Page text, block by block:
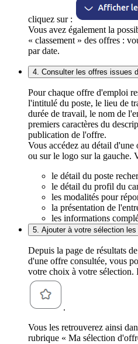
cliquez sur :
Vous avez également la
« classement » des offres :
par date.
4. Consulter les offres issues
Pour chaque offre d'emploi
l'intitulé du poste, le lieu de
durée de travail, le nom de
premiers caractères du
publication de l'offre.
Vous accédez au détail
ou sur le logo sur la gauche.
le détail du poste
le détail du profil du
les modalités pour
la présentation de
les informations
5. Ajouter à votre sélection
Depuis la page de résultats
d'une offre consultée, vous
votre choix à votre
.
Vous les retrouverez ainsi
rubrique « Ma sélection